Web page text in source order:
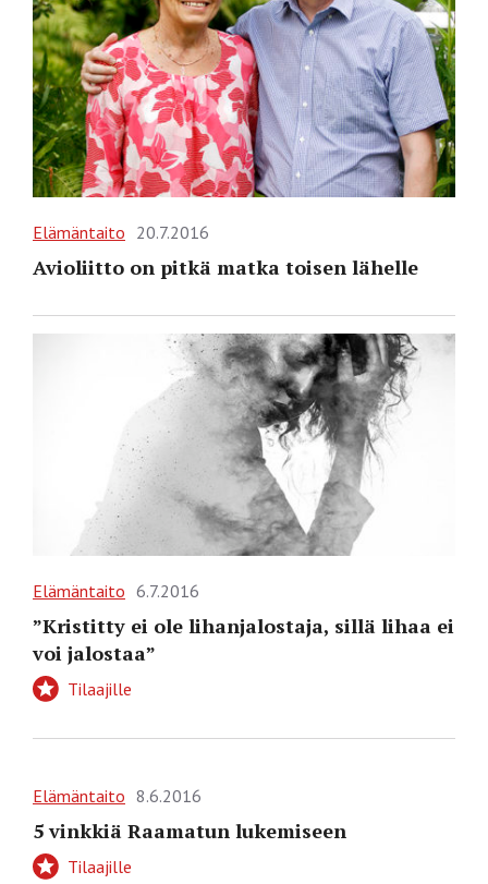
Elämäntaito 20.7.2016
Avioliitto on pitkä matka toisen lähelle
Elämäntaito 6.7.2016
”Kristitty ei ole lihanjalostaja, sillä lihaa ei
voi jalostaa”
Tilaajille
Elämäntaito 8.6.2016
5 vinkkiä Raamatun lukemiseen
Tilaajille